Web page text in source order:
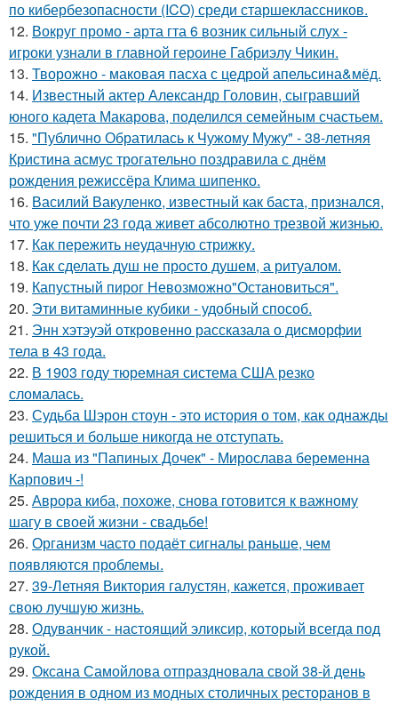
по кибербезопасности (ICO) среди старшеклассников.
12. Вокруг промо - арта гта 6 возник сильный слух -
игроки узнали в главной героине Габриэлу Чикин.
13. Творожно - маковая пасха с цедрой апельсина&мёд.
14. Известный актер Александр Головин, сыгравший
юного кадета Макарова, поделился семейным счастьем.
15. "Публично Обратилась к Чужому Мужу" - 38-летняя
Кристина асмус трогательно поздравила с днём
рождения режиссёра Клима шипенко.
16. Василий Вакуленко, известный как баста, признался,
что уже почти 23 года живет абсолютно трезвой жизнью.
17. Как пережить неудачную стрижку.
18. Как сделать душ не просто душем, а ритуалом.
19. Капустный пирог Невозможно"Остановиться".
20. Эти витаминные кубики - удобный способ.
21. Энн хэтэуэй откровенно рассказала о дисморфии
тела в 43 года.
22. В 1903 году тюремная система США резко
сломалась.
23. Судьба Шэрон стоун - это история о том, как однажды
решиться и больше никогда не отступать.
24. Маша из "Папиных Дочек" - Мирослава беременна
Карпович -!
25. Аврора киба, похоже, снова готовится к важному
шагу в своей жизни - свадьбе!
26. Организм часто подаёт сигналы раньше, чем
появляются проблемы.
27. 39-Летняя Виктория галустян, кажется, проживает
свою лучшую жизнь.
28. Одуванчик - настоящий эликсир, который всегда под
рукой.
29. Оксана Самойлова отпраздновала свой 38-й день
рождения в одном из модных столичных ресторанов в